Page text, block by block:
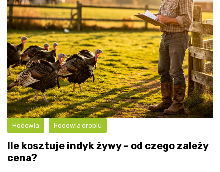
Hodowla Hodowla drobiu
Ile kosztuje indyk żywy – od czego zależy
cena?